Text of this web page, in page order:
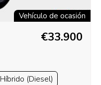
Vehículo de ocasión
€33.900
Híbrido (Diesel)